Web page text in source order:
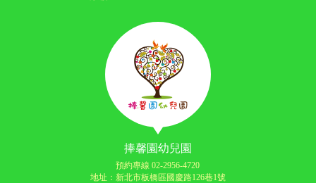
捧馨園幼兒園
預約專線 02-2956-4720
地址：新北市板橋區國慶路126巷1號